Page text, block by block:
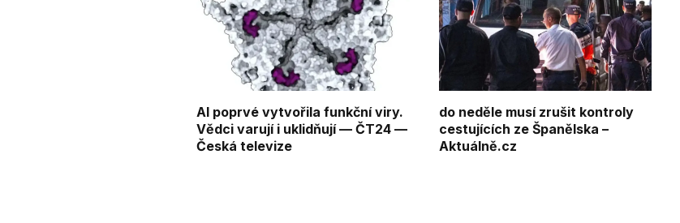
AI poprvé vytvořila funkční viry.
Vědci varují i uklidňují — ČT24 —
Česká televize
do neděle musí zrušit kontroly
cestujících ze Španělska –
Aktuálně.cz